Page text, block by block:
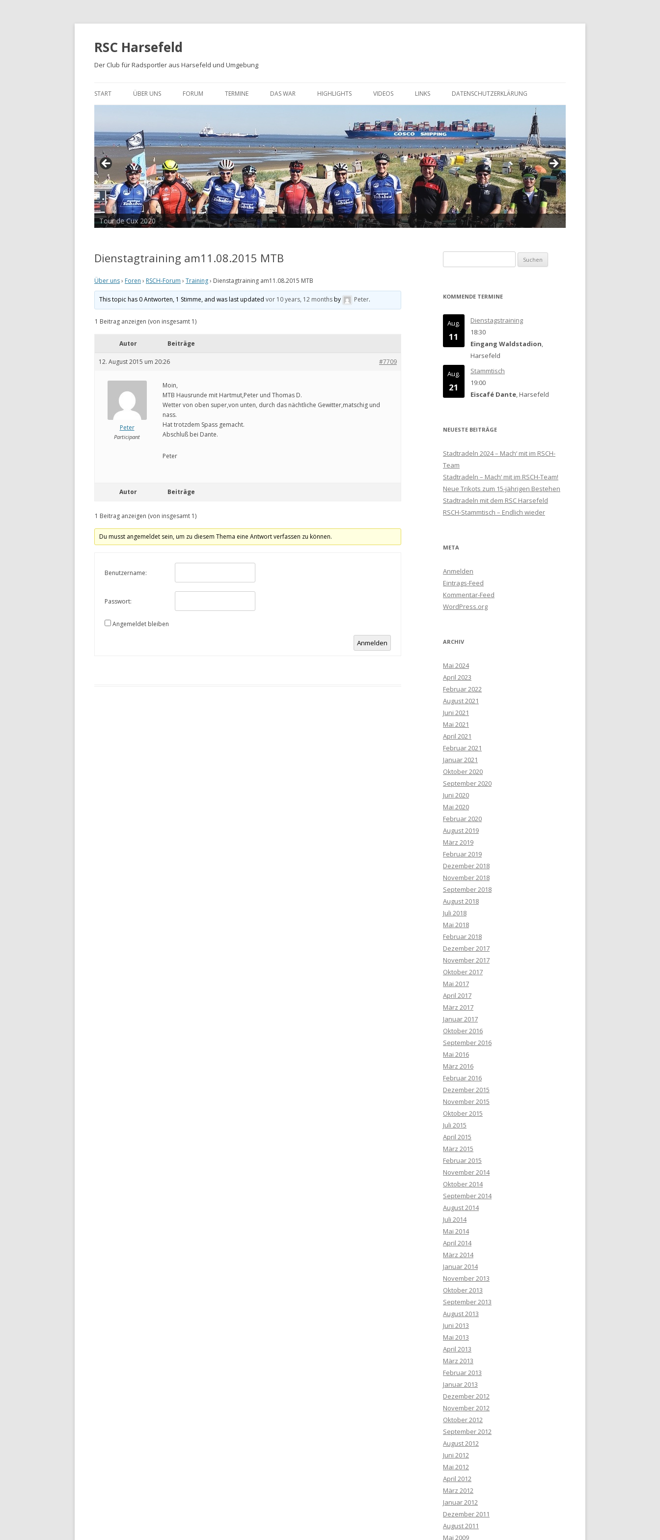
RSC Harsefeld
Der Club für Radsportler aus Harsefeld und Umgebung
Inhalt
START ÜBER UNS
UNSERE STRECKEN
FOTOALBEN
PRESSE
TRIKOTS
IMPRESSUM
FORUM TERMINE DAS WAR HIGHLIGHTS VIDEOS LINKS DATENSCHUTZERKLÄRUNG
Tour de Cux 2020
Dienstagtraining am11.08.2015 MTB
Über uns› Foren › RSCH-Forum › Training› Dienstagtraining am11.08.2015 MTB
This topic has 0 Antworten, 1 Stimme, and was last updatedvor 10 years, 12 monthsby Peter.
1 Beitrag anzeigen (von insgesamt 1)
Autor Beiträge
12. August 2015 um 20:26 #7709
Peter
Participant
Moin,
MTB Hausrunde mit Hartmut,Peter und Thomas D.
Wetter von oben super,von unten, durch das nächtliche Gewitter,matschig und
nass.
Hat trotzdem Spass gemacht.
Abschluß bei Dante.
Peter
Autor Beiträge
1 Beitrag anzeigen (von insgesamt 1)
Du musst angemeldet sein, um zu diesem Thema eine Antwort verfassen zu können.
Benutzername:
Passwort:
Angemeldet bleiben
Anmelden
nach:
KOMMENDE TERMINE
Aug.
11
Dienstagstraining
18:30
Eingang Waldstadion,
Harsefeld
Aug.
21
Stammtisch
19:00
Eiscafé Dante, Harsefeld
NEUESTE BEITRÄGE
Stadtradeln 2024 – Mach‘ mit im RSCH-
Team
Stadtradeln – Mach‘ mit im RSCH-Team!
Neue Trikots zum 15-jährigen Bestehen
Stadtradeln mit dem RSC Harsefeld
RSCH-Stammtisch – Endlich wieder
META
Anmelden
Eintrags-Feed
Kommentar-Feed
WordPress.org
ARCHIV
Mai 2024
April 2023
Februar 2022
August 2021
Juni 2021
Mai 2021
April 2021
Februar 2021
Januar 2021
Oktober 2020
September 2020
Juni 2020
Mai 2020
Februar 2020
August 2019
März 2019
Februar 2019
Dezember 2018
November 2018
September 2018
August 2018
Juli 2018
Mai 2018
Februar 2018
Dezember 2017
November 2017
Oktober 2017
Mai 2017
April 2017
März 2017
Januar 2017
Oktober 2016
September 2016
Mai 2016
März 2016
Februar 2016
Dezember 2015
November 2015
Oktober 2015
Juli 2015
April 2015
März 2015
Februar 2015
November 2014
Oktober 2014
September 2014
August 2014
Juli 2014
Mai 2014
April 2014
März 2014
Januar 2014
November 2013
Oktober 2013
September 2013
August 2013
Juni 2013
Mai 2013
April 2013
März 2013
Februar 2013
Januar 2013
Dezember 2012
November 2012
Oktober 2012
September 2012
August 2012
Juni 2012
Mai 2012
April 2012
März 2012
Januar 2012
Dezember 2011
August 2011
Mai 2009